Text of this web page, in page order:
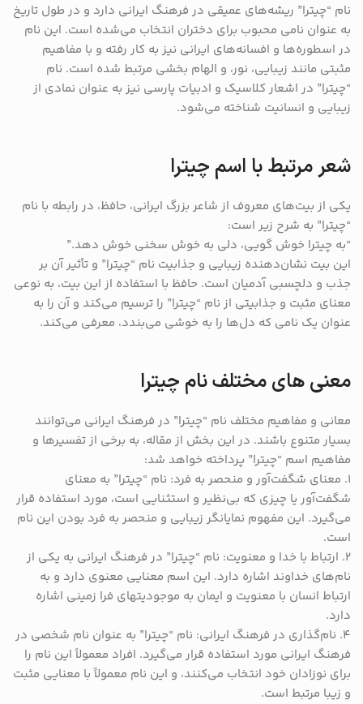
نام “چیترا” ریشه‌های عمیقی در فرهنگ ایرانی دارد و در طول تاریخ
به عنوان نامی محبوب برای دختران انتخاب می‌شده است. این نام
در اسطوره‌ها و افسانه‌های ایرانی نیز به کار رفته و با مفاهیم
مثبتی مانند زیبایی، نور، و الهام بخشی مرتبط شده است. نام
“چیترا” در اشعار کلاسیک و ادبیات پارسی نیز به عنوان نمادی از
زیبایی و انسانیت شناخته می‌شود.
شعر مرتبط با اسم چیترا
یکی از بیت‌های معروف از شاعر بزرگ ایرانی، حافظ، در رابطه با نام
“چیترا” به شرح زیر است:
“به چیترا خوش گویی، دلی به خوش سخنی خوش دهد.”
این بیت نشان‌دهنده زیبایی و جذابیت نام “چیترا” و تأثیر آن بر
جذب و دلچسبی آدمیان است. حافظ با استفاده از این بیت، به نوعی
معنای مثبت و جذابیتی از نام “چیترا” را ترسیم می‌کند و آن را به
عنوان یک نامی که دل‌ها را به خوشی می‌بندد، معرفی می‌کند.
معنی های مختلف نام چیترا
معانی و مفاهیم مختلف نام “چیترا” در فرهنگ ایرانی می‌توانند
بسیار متنوع باشند. در این بخش از مقاله، به برخی از تفسیرها و
مفاهیم اسم “چیترا” پرداخته خواهد شد:
1. معنای شگفت‌آور و منحصر به فرد: نام “چیترا” به معنای
شگفت‌آور یا چیزی که بی‌نظیر و استثنایی است، مورد استفاده قرار
می‌گیرد. این مفهوم نمایانگر زیبایی و منحصر به فرد بودن این نام
است.
2. ارتباط با خدا و معنویت: نام “چیترا” در فرهنگ ایرانی به یکی از
نام‌های خداوند اشاره دارد. این اسم معنایی معنوی دارد و به
ارتباط انسان با معنویت و ایمان به موجودیتهای فرا زمینی اشاره
دارد.
4. نام‌گذاری در فرهنگ ایرانی: نام “چیترا” به عنوان نام شخصی در
فرهنگ ایرانی مورد استفاده قرار می‌گیرد. افراد معمولاً این نام را
برای نوزادان خود انتخاب می‌کنند، و این نام معمولاً با معنایی مثبت
و زیبا مرتبط است.